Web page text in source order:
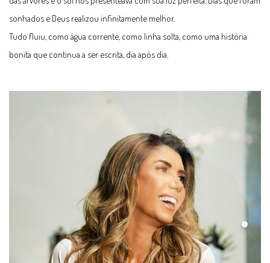
sonhados e Deus realizou infinitamente melhor.
Tudo fluiu, como água corrente, como linha solta, como uma história
bonita que continua a ser escrita, dia após dia.